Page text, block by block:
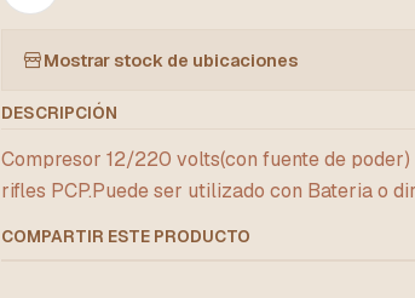
Mostrar stock de ubicaciones
DESCRIPCIÓN
Compresor 12/220 volts(con fuente de
rifles PCP.Puede ser utilizado con Bateria o
COMPARTIR ESTE PRODUCTO